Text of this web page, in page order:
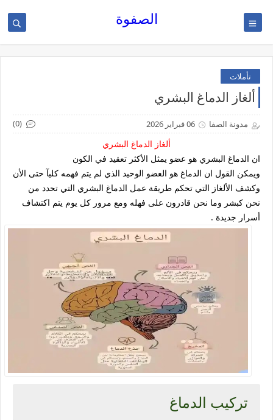
الصفوة
تأملات
ألغاز الدماغ البشري
مدونة الصفا 06 فبراير 2026 (0)
ألغاز الدماغ البشري
ان الدماغ البشري هو عضو يمثل الأكثر تعقيد في الكون
ويمكن القول ان الدماغ هو العضو الوحيد الذي لم يتم فهمه كليآ حتى الأن
وكشف الألغاز التي تحكم طريقة عمل الدماغ البشري التي تحدد من
نحن كبشر وما نحن قادرون على فهله ومع مرور كل يوم يتم اكتشاف
أسرار جديدة .
تركيب الدماغ